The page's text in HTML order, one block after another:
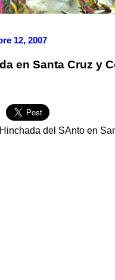
12, 2007
en Santa Cruz y
del SAnto en